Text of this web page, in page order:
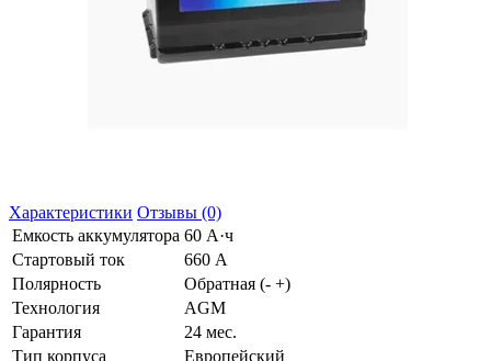
Характеристики Отзывы (0)
Емкость аккумулятора 60 А·ч
Стартовый ток
660 А
Полярность
Обратная (- +)
Технология
AGM
Гарантия
24 мес.
Тип корпуса
Европейский